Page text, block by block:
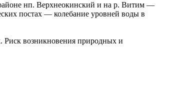
нп. Верхнеокинский и на р. Витим —
постах — колебание уровней воды в
Риск возникновения природных и